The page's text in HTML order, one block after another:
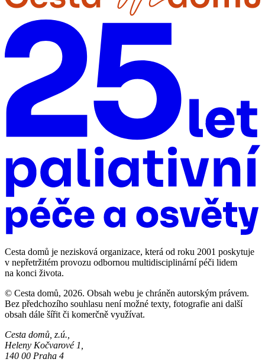
Cesta domů je nezisková organizace, která od roku 2001 poskytuje
v nepřetržitém provozu odbornou multidisciplinární péči lidem
na konci života.
© Cesta domů, 2026. Obsah webu je chráněn autorským právem.
Bez předchozího souhlasu není možné texty, fotografie ani další
obsah dále šířit či komerčně využívat.
Cesta domů, z.ú.,
Heleny Kočvarové 1,
140 00 Praha 4